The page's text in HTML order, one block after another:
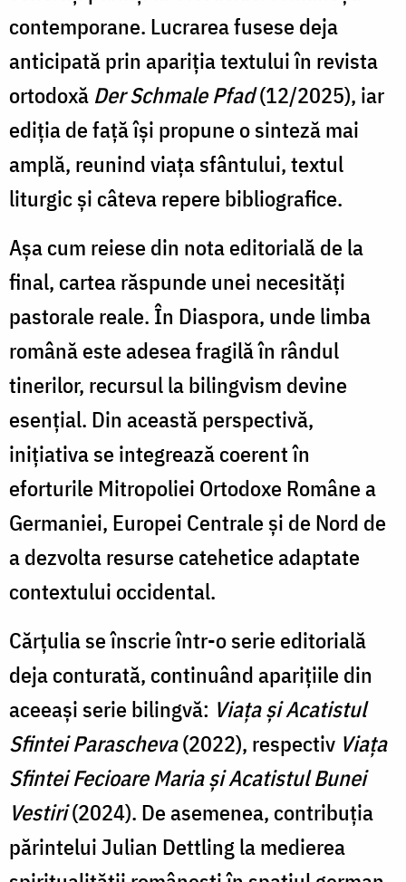
contemporane. Lucrarea fusese deja
anticipată prin apariția textului în revista
ortodoxă Der Schmale Pfad(12/2025), iar
ediția de față își propune o sinteză mai
amplă, reunind viața sfântului, textul
liturgic și câteva repere bibliografice.
Așa cum reiese din nota editorială de la
final, cartea răspunde unei necesități
pastorale reale. În Diaspora, unde limba
română este adesea fragilă în rândul
tinerilor, recursul la bilingvism devine
esențial. Din această perspectivă,
inițiativa se integrează coerent în
eforturile Mitropoliei Ortodoxe Române a
Germaniei, Europei Centrale și de Nord de
a dezvolta resurse catehetice adaptate
contextului occidental.
Cărțulia se înscrie într-o serie editorială
deja conturată, continuând aparițiile din
aceeași serie bilingvă: Viața și Acatistul
Sfintei Parascheva(2022), respectiv Viața
Sfintei Fecioare Maria și Acatistul Bunei
Vestiri(2024). De asemenea, contribuția
părintelui Julian Dettling la medierea